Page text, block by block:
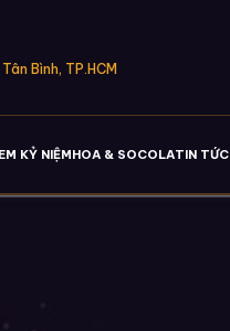
Bình, TP.HCM
KỶ NIỆMHOA & SOCOLATIN TỨC